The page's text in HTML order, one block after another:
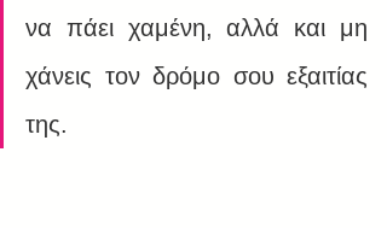
να πάει χαμένη, αλλά και μη
χάνεις τον δρόμο σου εξαιτίας
της.